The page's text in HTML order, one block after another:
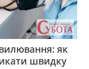
як
швидку